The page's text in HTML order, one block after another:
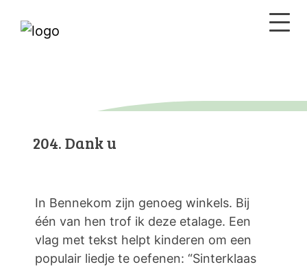
204. Dank u
In Bennekom zijn genoeg winkels. Bij
één van hen trof ik deze etalage. Een
vlag met tekst helpt kinderen om een
populair liedje te oefenen: “Sinterklaas